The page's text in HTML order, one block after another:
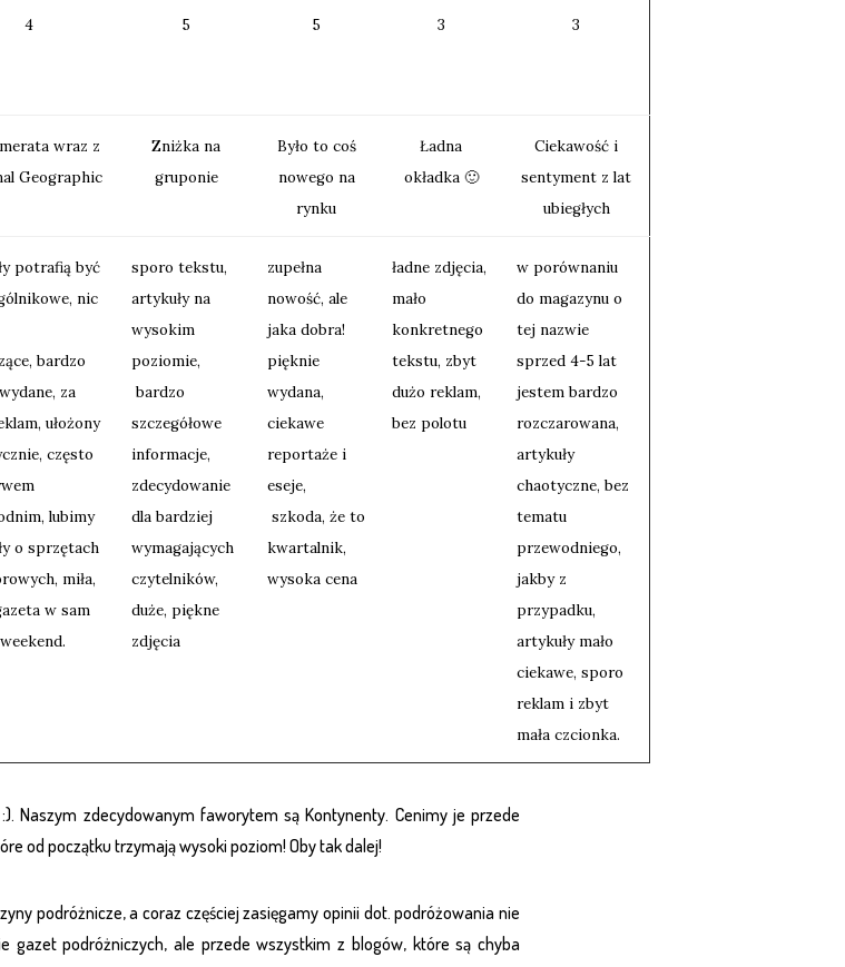
4 5 5 3 3
wraz z
Geographic
Zniżka na
gruponie
Było to coś
nowego na
rynku
Ładna
okładka 🙂
Ciekawość i
sentyment z lat
ubiegłych
potrafią być
nic
bardzo
za
ułożony
często
lubimy
o sprzętach
miła,
w sam
sporo tekstu,
artykuły na
wysokim
poziomie,
bardzo
szczegółowe
informacje,
zdecydowanie
dla bardziej
wymagających
czytelników,
duże, piękne
zdjęcia
zupełna
nowość, ale
jaka dobra!
pięknie
wydana,
ciekawe
reportaże i
eseje,
szkoda, że to
kwartalnik,
wysoka cena
ładne zdjęcia,
mało
konkretnego
tekstu, zbyt
dużo reklam,
bez polotu
w porównaniu
do magazynu o
tej nazwie
sprzed 4-5 lat
jestem bardzo
rozczarowana,
artykuły
chaotyczne, bez
tematu
przewodniego,
jakby z
przypadku,
artykuły mało
ciekawe, sporo
reklam i zbyt
mała czcionka.
Naszym zdecydowanym faworytem są Kontynenty. Cenimy je przede
od początku trzymają wysoki poziom! Oby tak dalej!
podróżnicze, a coraz częściej zasięgamy opinii dot. podróżowania nie
gazet podróżniczych, ale przede wszystkim z blogów, które są chyba